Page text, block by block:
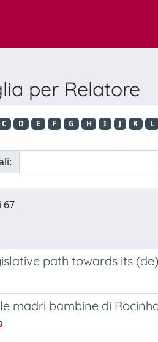
per Relatore
C D E F G H I J K L
67
path towards its
madri bambine di